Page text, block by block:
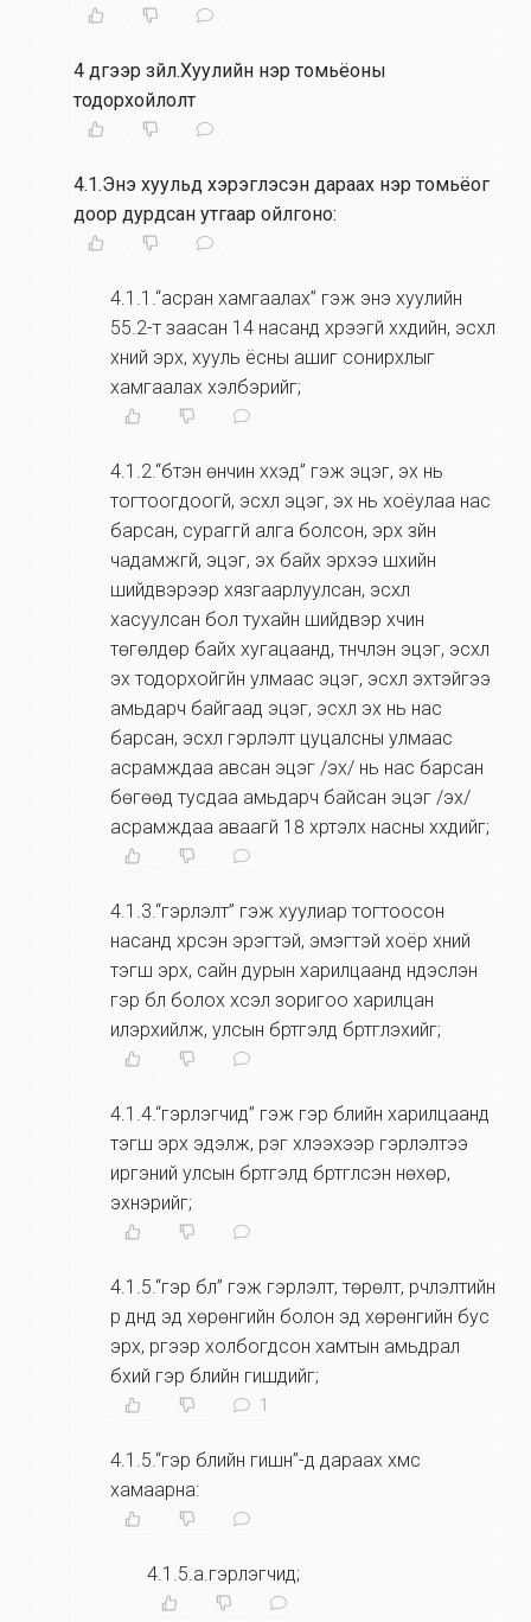
4 дүгээр зүйл.Хуулийн нэр томьёоны
тодорхойлолт
4.1.Энэ хуульд хэрэглэсэн дараах нэр томьёог
доор дурдсан утгаар ойлгоно:
4.1.1.“асран хамгаалах” гэж энэ хуулийн
55.2-т заасан 14 насанд хүрээгүй хүүхдийн, эсхүл
хүний эрх, хууль ёсны ашиг сонирхлыг
хамгаалах хэлбэрийг;
4.1.2.“бүтэн өнчин хүүхэд” гэж эцэг, эх нь
тогтоогдоогүй, эсхүл эцэг, эх нь хоёулаа нас
барсан, сураггүй алга болсон, эрх зүйн
чадамжгүй, эцэг, эх байх эрхээ шүүхийн
шийдвэрээр хязгаарлуулсан, эсхүл
хасуулсан бол тухайн шийдвэр хүчин
төгөлдөр байх хугацаанд, түүнчлэн эцэг, эсхүл
эх тодорхойгүйн улмаас эцэг, эсхүл эхтэйгээ
амьдарч байгаад эцэг, эсхүл эх нь нас
барсан, эсхүл гэрлэлт цуцалсны улмаас
асрамждаа авсан эцэг /эх/ нь нас барсан
бөгөөд тусдаа амьдарч байсан эцэг /эх/
асрамждаа аваагүй 18 хүртэлх насны хүүхдийг;
4.1.3.“гэрлэлт” гэж хуулиар тогтоосон
насанд хүрсэн эрэгтэй, эмэгтэй хоёр хүний
тэгш эрх, сайн дурын харилцаанд үндэслэн
гэр бүл болох хүсэл зоригоо харилцан
илэрхийлж, улсын бүртгэлд бүртгүүлэхийг;
4.1.4.“гэрлэгчид” гэж гэр бүлийн харилцаанд
тэгш эрх эдэлж, үүрэг хүлээхээр гэрлэлтээ
иргэний улсын бүртгэлд бүртгүүлсэн нөхөр,
эхнэрийг;
4.1.5.“гэр бүл” гэж гэрлэлт, төрөлт, үрчлэлтийн
үр дүнд эд хөрөнгийн болон эд хөрөнгийн бус
эрх, үүргээр холбогдсон хамтын амьдрал
бүхий гэр бүлийн гишүүдийг;
1
4.1.5.“гэр бүлийн гишүүн”-д дараах хүмүүс
хамаарна:
4.1.5.а.гэрлэгчид;